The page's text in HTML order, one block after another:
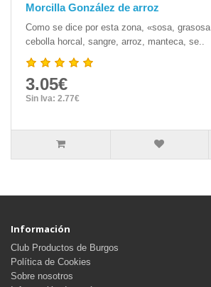
Morcilla González de arroz
Como se dice por esta zona, «sosa,
cebolla horcal, sangre, arroz, manteca, se..
3.05€
Sin Iva: 2.77€
Información
Club Productos de Burgos
Política de Cookies
Sobre nosotros